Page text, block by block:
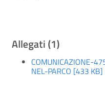
Allegati (1)
COMUNICAZIONE-
NEL-PARCO [433 KB]